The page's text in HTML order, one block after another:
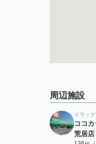
周辺施設
ドラッ
ココ
荒居店